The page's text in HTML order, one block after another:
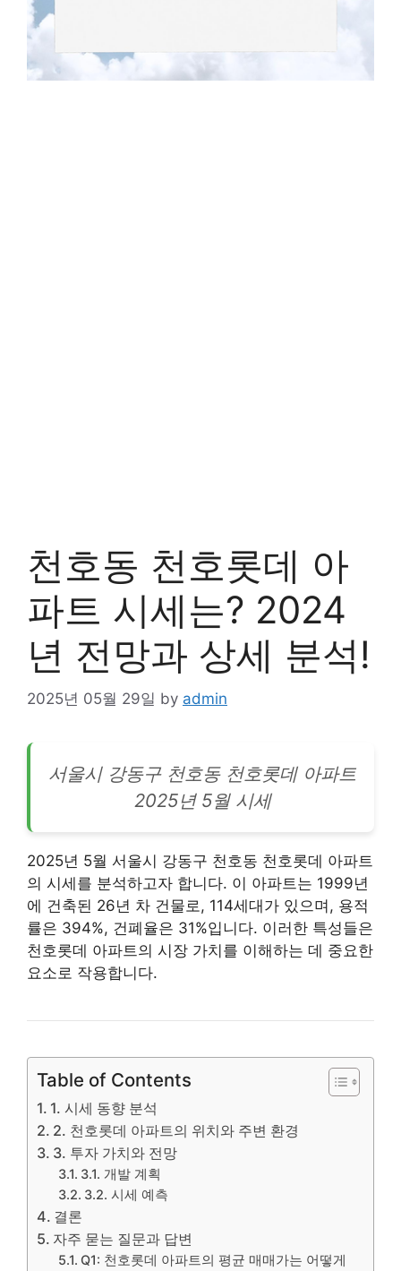
천호동 천호롯데 아
파트 시세는? 2024
년 전망과 상세 분석!
2025년 05월 29일 by admin
서울시 강동구 천호동 천호롯데 아파트
2025년 5월 시세
2025년 5월 서울시 강동구 천호동 천호롯데 아파트
의 시세를 분석하고자 합니다. 이 아파트는 1999년
에 건축된 26년 차 건물로, 114세대가 있으며, 용적
률은 394%, 건폐율은 31%입니다. 이러한 특성들은
천호롯데 아파트의 시장 가치를 이해하는 데 중요한
요소로 작용합니다.
Table of Contents
1. 시세 동향 분석
2. 천호롯데 아파트의 위치와 주변 환경
3. 투자 가치와 전망
3.1. 개발 계획
3.2. 시세 예측
결론
자주 묻는 질문과 답변
Q1: 천호롯데 아파트의 평균 매매가는 어떻게